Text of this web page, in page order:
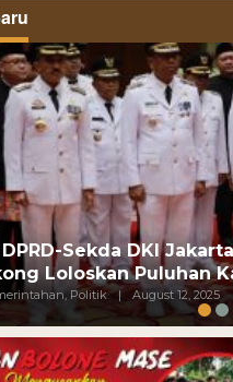
Sekda DKI
Loloskan Puluhan
Politik | August 12, 2025